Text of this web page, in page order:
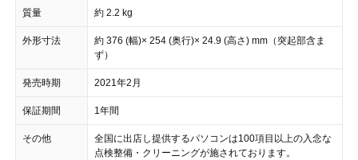
質量 約 2.2 kg
外形寸法
約 376 (幅)× 254 (奥行)× 24.9 (高さ) mm（突起部含ま
ず）
発売時期 2021年2月
保証期間 1年間
その他
全国に出店し提供するパソコンは100項目以上の入念な
点検整備・クリーニングが施されております。